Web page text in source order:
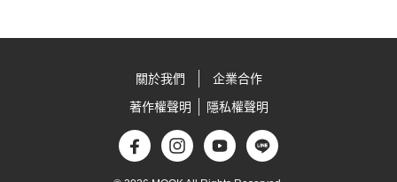
關於我們
企業合作
著作權聲明
隱私權聲明